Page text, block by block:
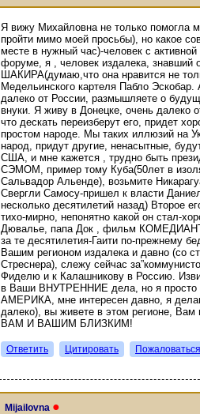
Я вижу Михайловна не только помогла
пройти мимо моей просьбы), но какое
месте в нужный час)-человек с
форуме, я , человек издалека, знавший
ШАКИРА(думаю,что она нравится не
Медельинского картеля Пабло
далеко от России, размышляете о
внуки. Я живу в Донецке, очень далеко
что дескать переизберут его, придет
простом народе. Мы таких иллюзий на
народ, придут другие, ненасытные,
США, и мне кажется , трудно быть
СЭМОМ, пример тому Куба(50лет в
Сальвадор Альенде), возьмите
Свергли Самосу-пришел к власти
несколько десятилетий назад) Второе
тихо-мирно, непонятно какой он стал-
Дювалье, папа Док , фильм
за те десятилетия-Гаити по-прежнему
Вашим регионом издалека и давно (со
Стреснера), слежу сейчас
Фиделю и к Калашникову в Россию.
в Ваши ВНУТРЕННИЕ дела, но я просто
АМЕРИКА, мне интересен давно, я
далеко), вы живете в этом регионе,
ВАМ И ВАШИМ БЛИЗКИМ!
Ответить Цитировать Пожаловаться
Mijailovna ●